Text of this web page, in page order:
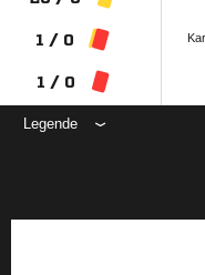
1 / 0
1 / 0
Legende